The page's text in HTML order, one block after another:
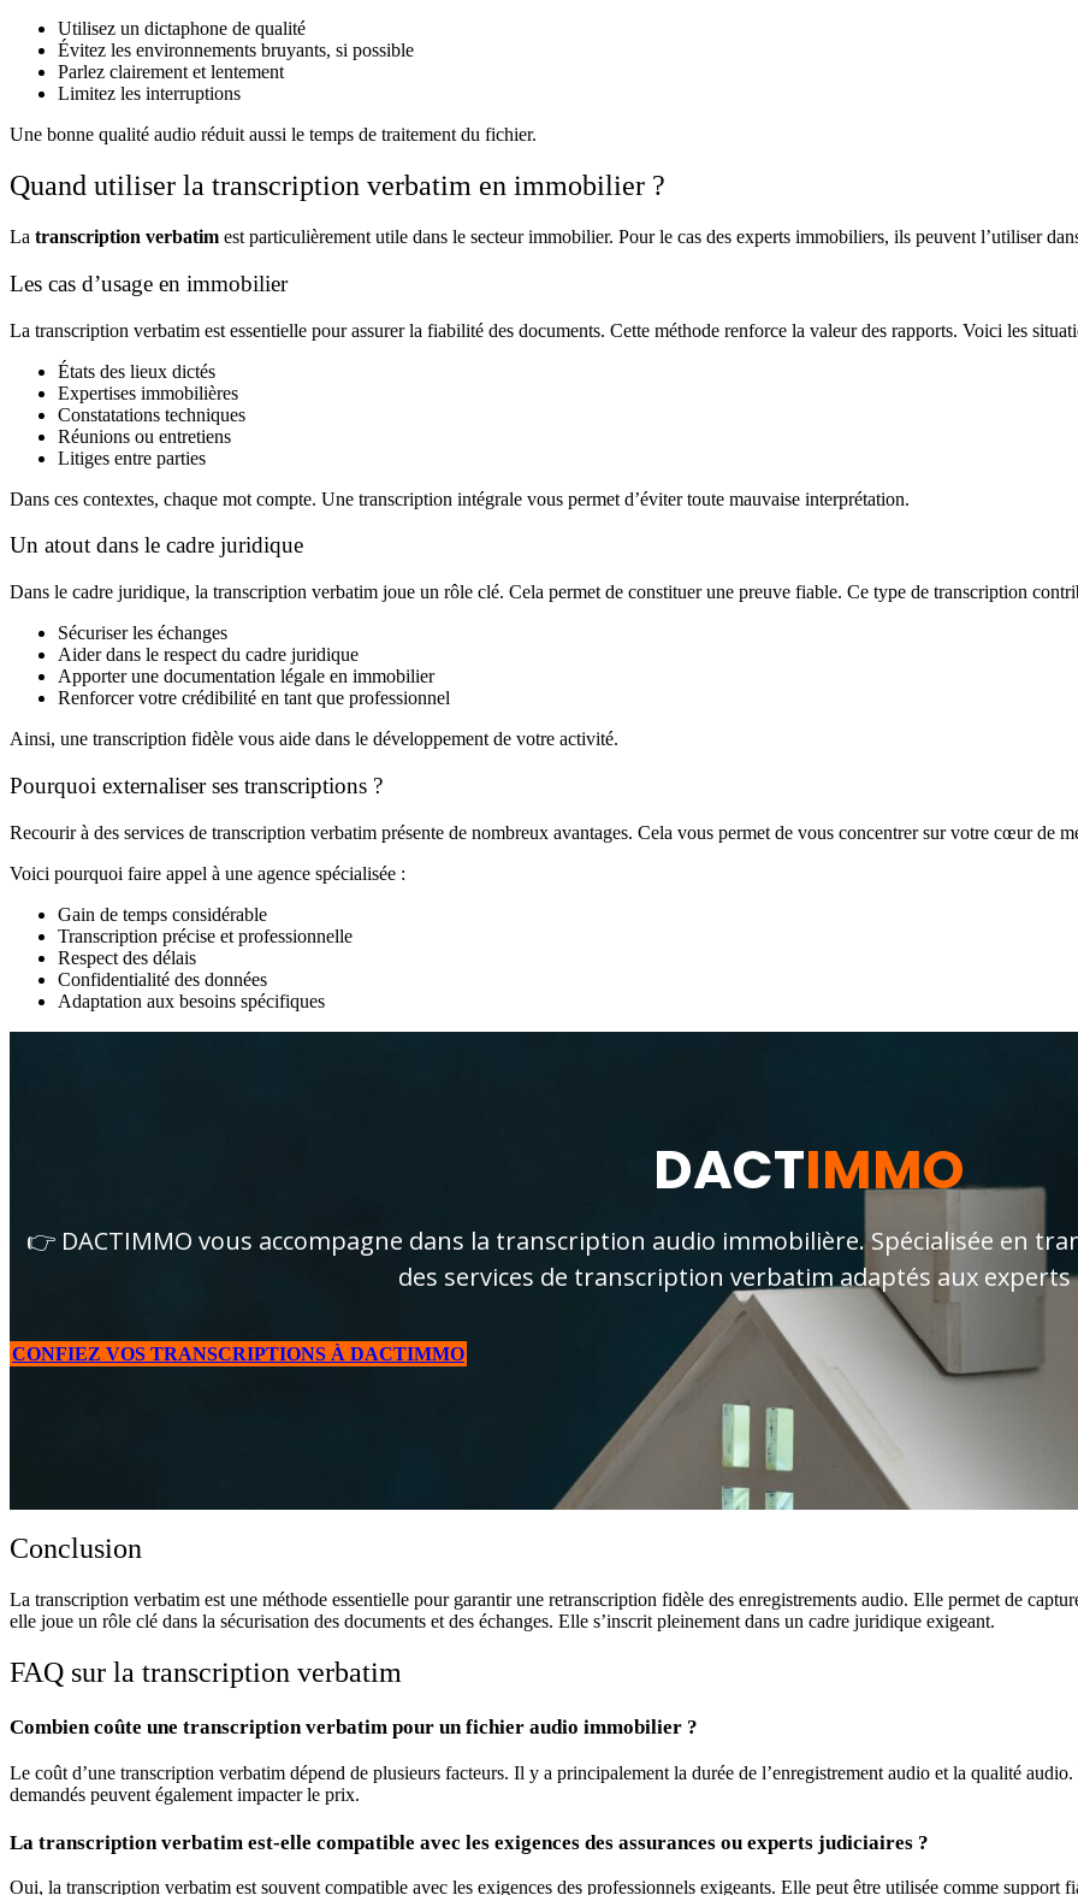
Utilisez un dictaphone de qualité
Évitez les environnements bruyants, si possible
Parlez clairement et lentement
Limitez les interruptions
Une bonne qualité audio réduit aussi le temps de traitement du fichier.
Quand utiliser la transcription verbatim en immobilier ?
La transcription verbatim est particulièrement utile dans le secteur immobilier. Pour le cas des experts immobiliers, ils peuvent l’utiliser
Les cas d’usage en immobilier
La transcription verbatim est essentielle pour assurer la fiabilité des documents. Cette méthode renforce la valeur des rapports. Voici les
États des lieux dictés
Expertises immobilières
Constatations techniques
Réunions ou entretiens
Litiges entre parties
Dans ces contextes, chaque mot compte. Une transcription intégrale vous permet d’éviter toute mauvaise interprétation.
Un atout dans le cadre juridique
Dans le cadre juridique, la transcription verbatim joue un rôle clé. Cela permet de constituer une preuve fiable. Ce type de transcription
Sécuriser les échanges
Aider dans le respect du cadre juridique
Apporter une documentation légale en immobilier
Renforcer votre crédibilité en tant que professionnel
Ainsi, une transcription fidèle vous aide dans le développement de votre activité.
Pourquoi externaliser ses transcriptions ?
Recourir à des services de transcription verbatim présente de nombreux avantages. Cela vous permet de vous concentrer sur votre cœur de
Voici pourquoi faire appel à une agence spécialisée :
Gain de temps considérable
Transcription précise et professionnelle
Respect des délais
Confidentialité des données
Adaptation aux besoins spécifiques
DACTIMMO
👉 DACTIMMO vous accompagne dans la transcription audio immobilière. Spécialisée en
des services de transcription verbatim adaptés aux
CONFIEZ VOS TRANSCRIPTIONS À DACTIMMO
Conclusion
La transcription verbatim est une méthode essentielle pour garantir une retranscription fidèle des enregistrements audio. Elle permet de
elle joue un rôle clé dans la sécurisation des documents et des échanges. Elle s’inscrit pleinement dans un cadre juridique exigeant.
FAQ sur la transcription verbatim
Combien coûte une transcription verbatim pour un fichier audio immobilier ?
Le coût d’une transcription verbatim dépend de plusieurs facteurs. Il y a principalement la durée de l’enregistrement audio et la qualité
demandés peuvent également impacter le prix.
La transcription verbatim est-elle compatible avec les exigences des assurances ou experts judiciaires ?
Oui, la transcription verbatim est souvent compatible avec les exigences des professionnels exigeants. Elle peut être utilisée comme support